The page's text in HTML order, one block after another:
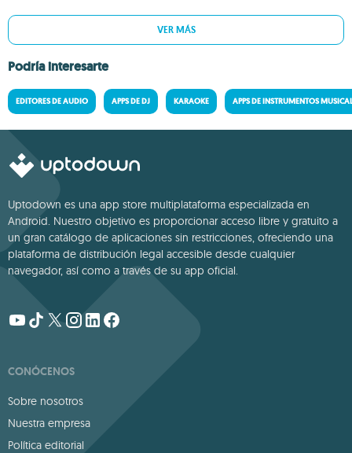
VER MÁS
Podría interesarte
EDITORES DE AUDIO APPS DE DJ KARAOKE APPS DE INSTRUMENTOS
Uptodown es una app store multiplataforma especializada en
Android. Nuestro objetivo es proporcionar acceso libre y gratuito a
un gran catálogo de aplicaciones sin restricciones, ofreciendo una
plataforma de distribución legal accesible desde cualquier
navegador, así como a través de su app oficial.
CONÓCENOS
Sobre nosotros
Nuestra empresa
Política editorial